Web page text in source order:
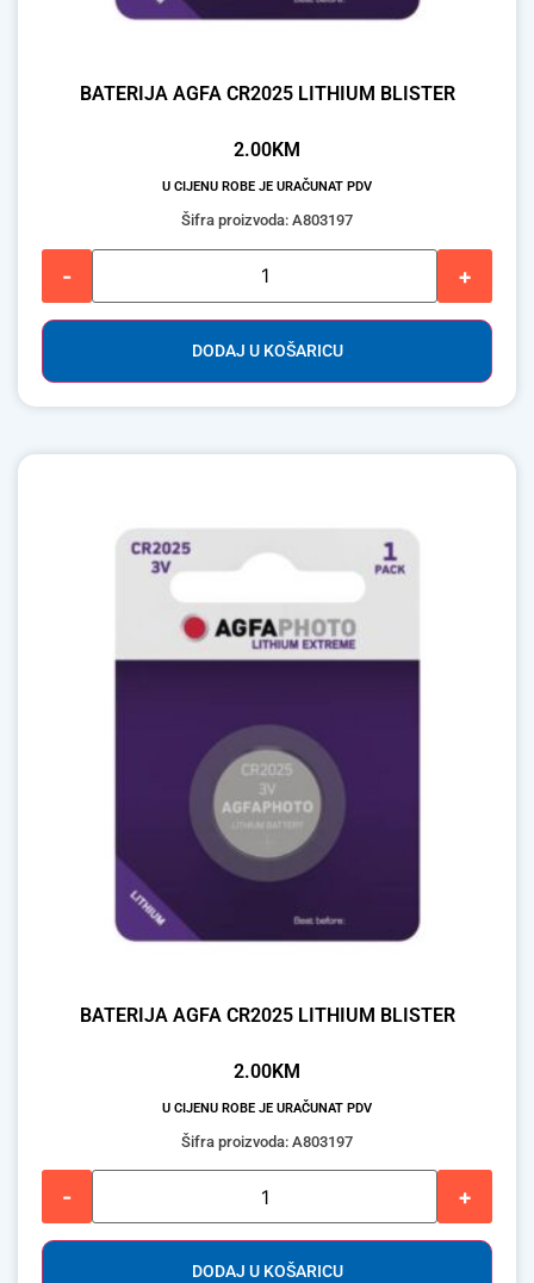
BATERIJA AGFA CR2025 LITHIUM BLISTER
2.00KM
U CIJENU ROBE JE URAČUNAT PDV
Šifra proizvoda: A803197
- +
DODAJ U KOŠARICU
BATERIJA AGFA CR2025 LITHIUM BLISTER
2.00KM
U CIJENU ROBE JE URAČUNAT PDV
Šifra proizvoda: A803197
- +
DODAJ U KOŠARICU